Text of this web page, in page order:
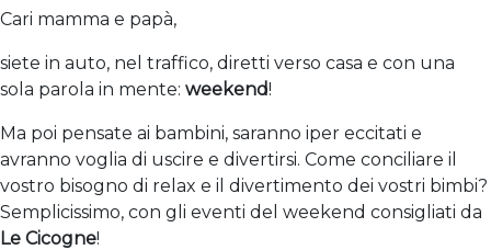
Cari mamma e papà,
siete in auto, nel traffico, diretti verso casa e con una
sola parola in mente: weekend!
Ma poi pensate ai bambini, saranno iper eccitati e
avranno voglia di uscire e divertirsi. Come conciliare il
vostro bisogno di relax e il divertimento dei vostri bimbi?
Semplicissimo, con gli eventi del weekend consigliati da
Le Cicogne!